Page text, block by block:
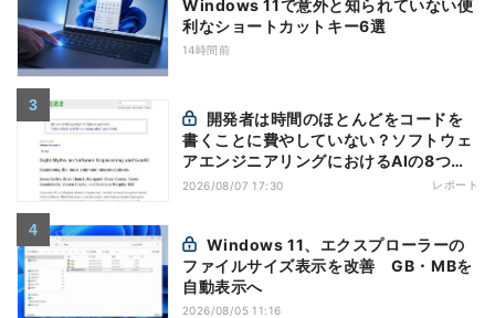
Windows 11で意外と知られていない便
利なショートカットキー6選
14時間前
書くことに費やしていない？ソフトウェ
アエンジニアリングにおけるAIの8つの
神話への賛否
2026/08/07 17:30 レポート
ファイルサイズ表示を改善 GB・MBを
自動表示へ
2026/08/05 11:16